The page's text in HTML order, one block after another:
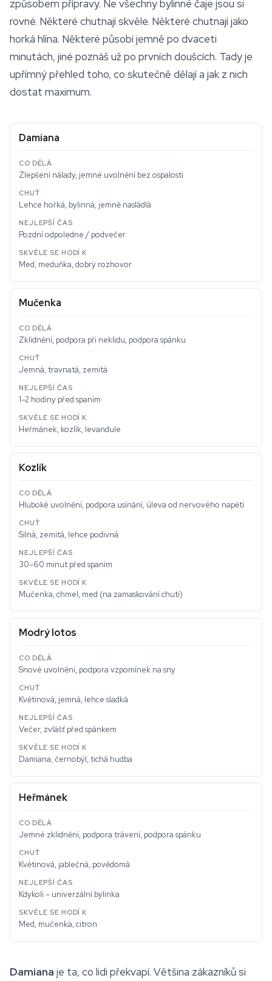
způsobem přípravy. Ne všechny bylinné čaje jsou si
rovné. Některé chutnají skvěle. Některé chutnají jako
horká hlína. Některé působí jemně po dvaceti
minutách, jiné poznáš už po prvních doušcích. Tady je
upřímný přehled toho, co skutečně dělají a jak z nich
dostat maximum.
Damiana
Zlepšení nálady, jemné uvolnění bez ospalosti
Lehce hořká, bylinná, jemně nasládlá
Pozdní odpoledne / podvečer
Med, meduňka, dobrý rozhovor
Mučenka
Zklidnění, podpora při neklidu, podpora spánku
Jemná, travnatá, zemitá
1–2 hodiny před spaním
Heřmánek, kozlík, levandule
Kozlík
Hluboké uvolnění, podpora usínání, úleva od nervového napětí
Silná, zemitá, lehce podivná
30–60 minut před spaním
Mučenka, chmel, med (na zamaskování chuti)
Modrý lotos
Snové uvolnění, podpora vzpomínek na sny
Květinová, jemná, lehce sladká
Večer, zvlášť před spánkem
Damiana, černobýl, tichá hudba
Heřmánek
Jemné zklidnění, podpora trávení, podpora spánku
Květinová, jablečná, povědomá
Kdykoli – univerzální bylinka
Med, mučenka, citron
Damiana je ta, co lidi překvapí. Většina zákazníků si